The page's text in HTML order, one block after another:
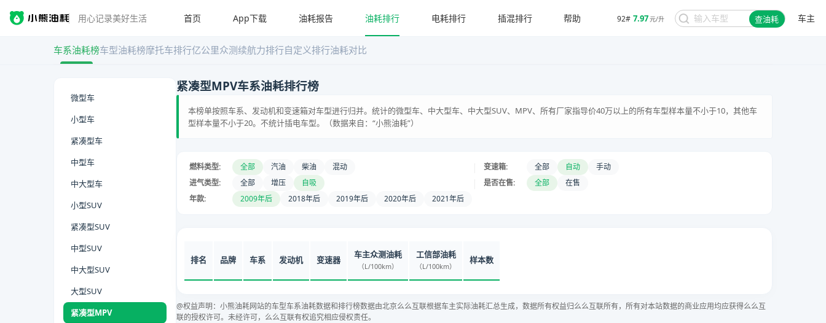
用心记录美好生活 92# 7.97元/升 查油耗 车主
首页 App下载 油耗报告 油耗排行 电耗排行 插混排行 帮助
车系油耗榜车型油耗榜摩托车排行亿公里众测续航力排行自定义排行油耗对比
微型车
小型车
紧凑型车
中型车
中大型车
小型SUV
紧凑型SUV
中型SUV
中大型SUV
大型SUV
紧凑型MPV
紧凑型MPV车系油耗排行榜
本榜单按照车系、发动机和变速箱对车型进行归并。统计的微型车、中大型车、中大型SUV、MPV、所有厂家指导价40万以上的所有车型样本量不小于10，其他车
型样本量不小于20。不统计插电车型。（数据来自：“小熊油耗”）
燃料类型: 全部 汽油 柴油 混动 变速箱: 全部 自动
手动
进气类型:
全部 增压 自吸 是否在售: 全部
在售
年款:
2009年后 2018年后 2019年后 2020年后 2021年后
排名 品牌 车系 发动机 变速器 车主众测油耗
（L/100km）
工信部油耗
（L/100km）
样本数
@权益声明：小熊油耗网站的车型车系油耗数据和排行榜数据由北京么么互联根据车主实际油耗汇总生成，数据所有权益归么么互联所有，所有对本站数据的商业应用均应获得么么互
联的授权许可。未经许可，么么互联有权追究相应侵权责任。